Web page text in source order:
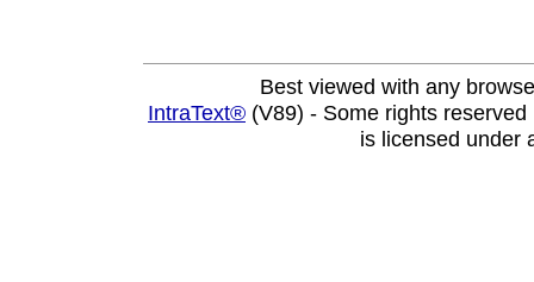
Best viewed with any
IntraText® (V89) - Some rights
is licensed under